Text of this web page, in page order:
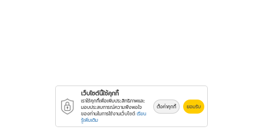
เว็บไซต์นี้ใช้คุกกี้
เราใช้คุกกี้เพื่อเพิ่มประสิทธิภาพและ
มอบประสบการณ์ความพึงพอใจ
ของท่านในการใช้งานเว็บไซต์ เรียน
รู้เพิ่มเติม
ตั้งค่าคุกกี้ ยอมรับ